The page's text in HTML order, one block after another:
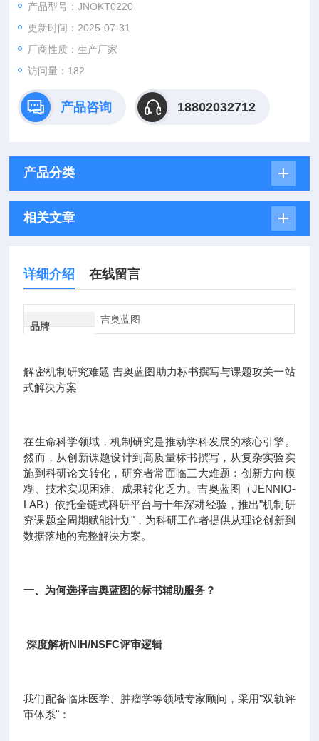
困难、成果转化乏力。吉奥蓝图（JENNIO-LAB）依托全链式科
研平台与十年深耕经验，推出"机制研究课题全周期赋能计划"，
为科研工作者提供从理论创新到数据落地的完整解决方案。
产品型号：JNOKT0220
更新时间：2025-07-31
厂商性质：生产厂家
访问量：182
产品咨询 18802032712
产品分类
相关文章
详细介绍 在线留言
品牌
吉奥蓝图
解密机制研究难题 吉奥蓝图助力标书撰写与课题攻关一站
式解决方案
在生命科学领域，机制研究是推动学科发展的核心引擎。
然而，从创新课题设计到高质量标书撰写，从复杂实验实
施到科研论文转化，研究者常面临三大难题：创新方向模
糊、技术实现困难、成果转化乏力。吉奥蓝图（JENNIO-
LAB）依托全链式科研平台与十年深耕经验，推出"机制研
究课题全周期赋能计划"，为科研工作者提供从理论创新到
数据落地的完整解决方案。
一、为何选择吉奥蓝图的标书辅助服务？
深度解析NIH/NSFC评审逻辑
我们配备临床医学、肿瘤学等领域专家顾问，采用"双轨评
审体系"：